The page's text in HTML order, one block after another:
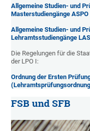
Allgemeine Studien- und
Masterstudiengänge ASPO
Allgemeine Studien- und
Lehramtsstudiengänge
Die Regelungen für die
der LPO I:
Ordnung der Ersten
FSB und SFB